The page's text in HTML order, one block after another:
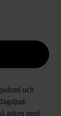
och
asken med